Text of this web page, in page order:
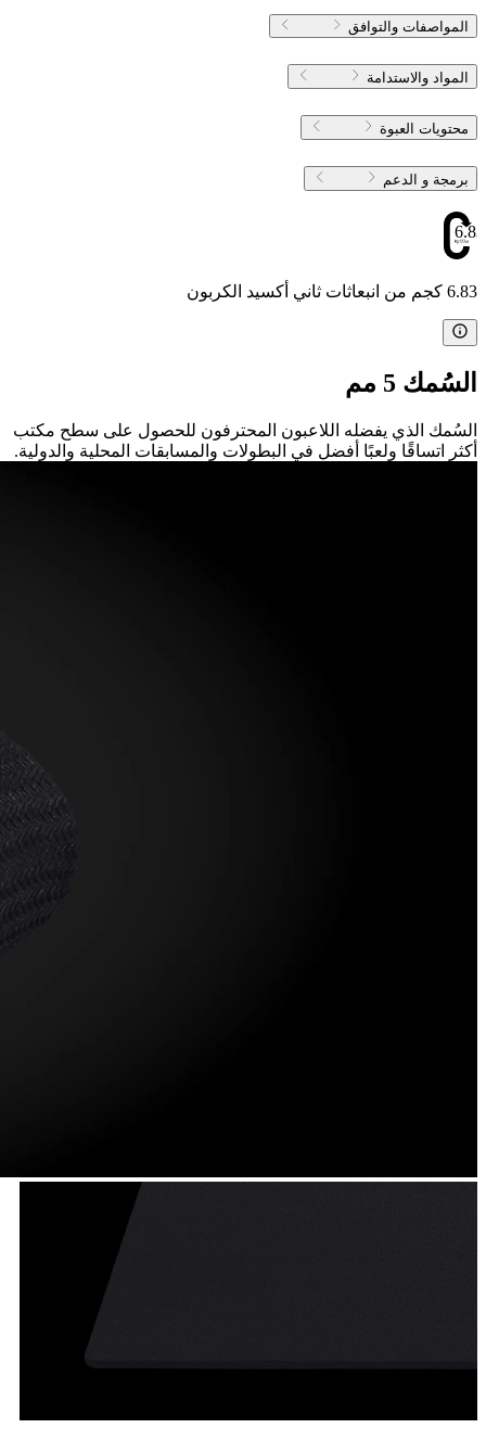
المواصفات والتوافق
المواد والاستدامة
محتويات العبوة
برمجة و الدعم
6.83
6.83 كجم من انبعاثات ثاني أكسيد الكربون
السُمك 5 مم
السُمك الذي يفضله اللاعبون المحترفون للحصول على سطح مكتب
أكثر اتساقًا ولعبًا أفضل في البطولات والمسابقات المحلية والدولية.